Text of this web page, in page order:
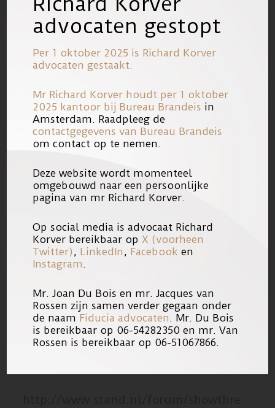
http://www.hartvannederland.nl/ned
erland/2010/slachtoffers-murat-o.-
Trouw
http://indebuurt.trouw.nl/n1286243-
slachtoffers_murat_o_niet_ingelicht_
over_vrijlating.html
Stand punt NL
http://www.stand.nl/forum/showthre
advocaten gestopt
Per 1 oktober 2025 is Richard Korver
advocaten gestaakt.
Mr Richard Korver houdt per 1 oktober
2025 kantoor bij Bureau Brandeis in
Amsterdam. Raadpleeg de
contactgegevens van Bureau Brandeis
om contact op te nemen.
Deze website wordt momenteel
omgebouwd naar een persoonlijke
pagina van mr Richard Korver.
Op social media is advocaat Richard
Korver bereikbaar op X (voorheen
Twitter) , LinkedIn , Facebook en
Instagram.
Mr. Joan Du Bois en mr. Jacques van
Rossen zijn samen verder gegaan onder
de naam Fiducia advocaten. Mr. Du Bois
is bereikbaar op 06-54282350 en mr. Van
Rossen is bereikbaar op 06-51067866.